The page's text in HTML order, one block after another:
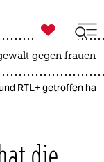

taz zahl ich
gegen frauen
RTL+ getroffen